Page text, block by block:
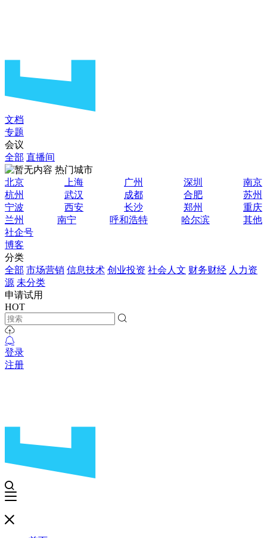
文档
专题
会议
全部 直播间
热门城市
北京
上海 广州 深圳
南京
杭州
武汉 成都 合肥
苏州
宁波
西安 长沙 郑州
重庆
兰州
南宁 呼和浩特 哈尔滨
其他
社企号
博客
分类
全部 市场营销 信息技术 创业投资 社会人文 财务财经 人力资
源 未分类
申请试用
HOT
登录
注册